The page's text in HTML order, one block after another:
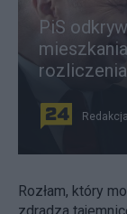
PiS
rozliczenia
Redakcja
Rozłam, który